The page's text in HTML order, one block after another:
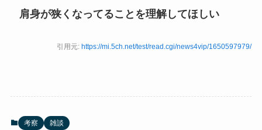
肩身が狭くなってることを理解してほしい
引用元:https://mi.5ch.net/test/read.cgi/news4vip/1650597979/
考察 雑談